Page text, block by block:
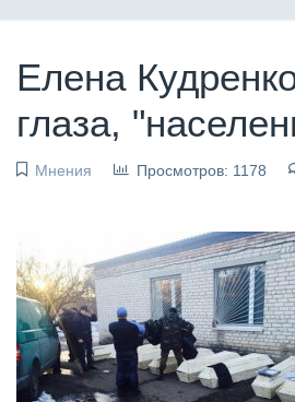
Елена
глаза,
Мнения Просмотров: 1178